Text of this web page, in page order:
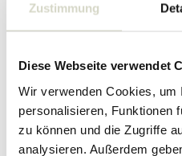
Zustimmung
Diese Webseite verwendet
Wir verwenden Cookies, um
personalisieren, Funktionen
zu können und die Zugriffe
analysieren. Außerdem
Louis Poulsen